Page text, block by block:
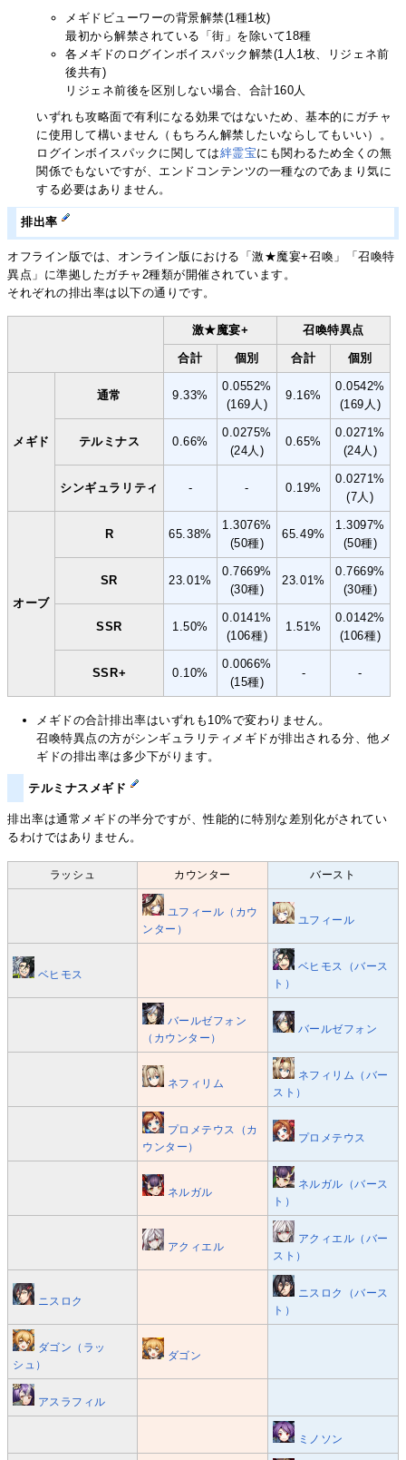
メギドビューワーの背景解禁(1種1枚)
最初から解禁されている「街」を除いて18種
各メギドのログインボイスパック解禁(1人1枚、リジェネ前
後共有)
リジェネ前後を区別しない場合、合計160人
いずれも攻略面で有利になる効果ではないため、基本的にガチャ
に使用して構いません（もちろん解禁したいならしてもいい）。
ログインボイスパックに関しては絆霊宝にも関わるため全くの無
関係でもないですが、エンドコンテンツの一種なのであまり気に
する必要はありません。
排出率
オフライン版では、オンライン版における「激★魔宴+召喚」「召喚特
異点」に準拠したガチャ2種類が開催されています。
それぞれの排出率は以下の通りです。
激★魔宴+ 召喚特異点
合計 個別 合計 個別
メギド
通常 9.33%
0.0552%
(169人)
9.16%
0.0542%
(169人)
テルミナス 0.66%
0.0275%
(24人)
0.65%
0.0271%
(24人)
シンギュラリティ - - 0.19%
0.0271%
(7人)
オーブ
R 65.38%
1.3076%
(50種)
65.49%
1.3097%
(50種)
SR 23.01%
0.7669%
(30種)
23.01%
0.7669%
(30種)
SSR 1.50%
0.0141%
(106種)
1.51%
0.0142%
(106種)
SSR+ 0.10%
0.0066%
(15種)
- -
メギドの合計排出率はいずれも10%で変わりません。
召喚特異点の方がシンギュラリティメギドが排出される分、他メ
ギドの排出率は多少下がります。
テルミナスメギド
排出率は通常メギドの半分ですが、性能的に特別な差別化がされてい
るわけではありません。
ラッシュ カウンター バースト
ユフィール（カウ
ンター）
ユフィール
ベヒモス
ベヒモス（バース
ト）
バールゼフォン
（カウンター）
バールゼフォン
ネフィリム
ネフィリム（バー
スト）
プロメテウス（カ
ウンター）
プロメテウス
ネルガル
ネルガル（バース
ト）
アクィエル
アクィエル（バー
スト）
ニスロク
ニスロク（バース
ト）
ダゴン（ラッ
シュ）
ダゴン
アスラフィル
ミノソン